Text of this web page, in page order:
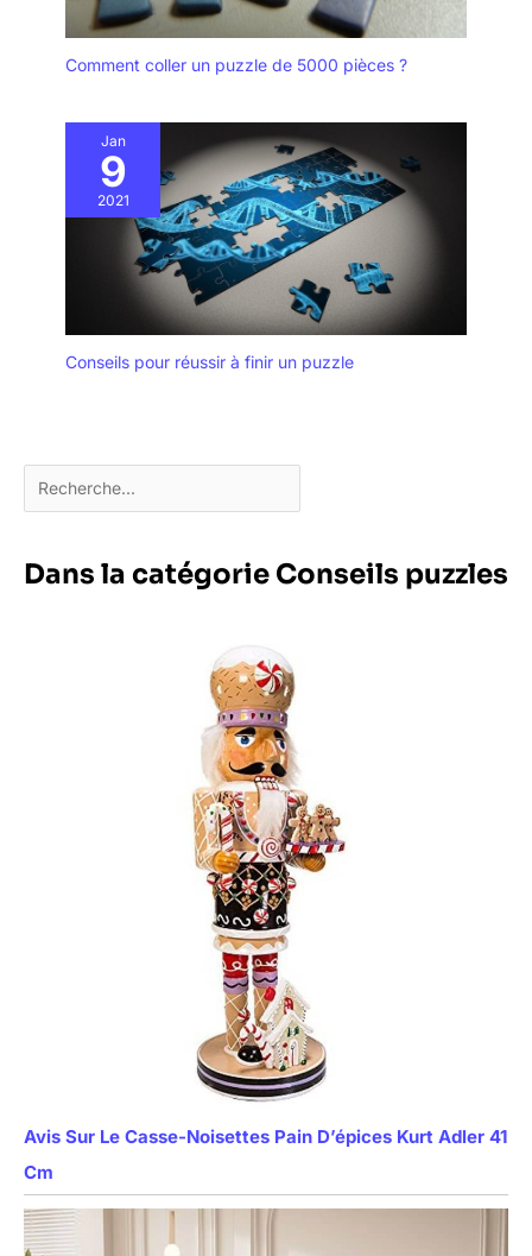
Comment coller un puzzle de 5000 pièces ?
Jan
9
2021
Conseils pour réussir à finir un puzzle
Dans la catégorie Conseils puzzles
Avis Sur Le Casse-Noisettes Pain D’épices Kurt Adler 41
Cm